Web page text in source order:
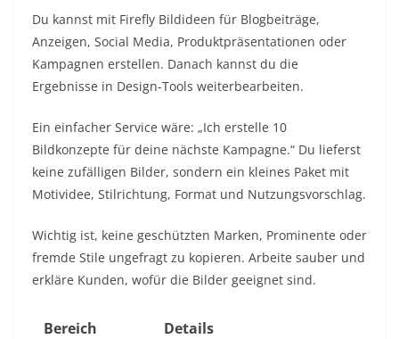
Du kannst mit Firefly Bildideen für Blogbeiträge,
Anzeigen, Social Media, Produktpräsentationen oder
Kampagnen erstellen. Danach kannst du die
Ergebnisse in Design-Tools weiterbearbeiten.
Ein einfacher Service wäre: „Ich erstelle 10
Bildkonzepte für deine nächste Kampagne.“ Du lieferst
keine zufälligen Bilder, sondern ein kleines Paket mit
Motividee, Stilrichtung, Format und Nutzungsvorschlag.
Wichtig ist, keine geschützten Marken, Prominente oder
fremde Stile ungefragt zu kopieren. Arbeite sauber und
erkläre Kunden, wofür die Bilder geeignet sind.
Bereich
Details